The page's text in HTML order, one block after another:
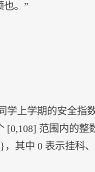
也。”
学上学期的安全指
[0,108] 范围内的整
其中 0 表示挂科